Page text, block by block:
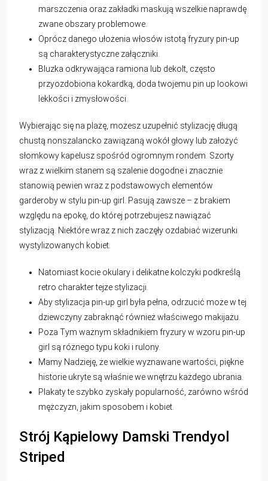
marszczenia oraz zakładki maskują wszelkie naprawdę
zwane obszary problemowe.
Oprócz danego ułożenia włosów istotą fryzury pin-up
są charakterystyczne załączniki.
Bluzka odkrywająca ramiona lub dekolt, często
przyozdobiona kokardką, doda twojemu pin up lookowi
lekkości i zmysłowości.
Wybierając się na plażę, możesz uzupełnić stylizację długą
chustą nonszalancko zawiązaną wokół głowy lub założyć
słomkowy kapelusz spośród ogromnym rondem. Szorty
wraz z wielkim stanem są szalenie dogodne i znacznie
stanowią pewien wraz z podstawowych elementów
garderoby w stylu pin-up girl. Pasują zawsze – z brakiem
względu na epokę, do której potrzebujesz nawiązać
stylizacją. Niektóre wraz z nich zaczęły ozdabiać wizerunki
wystylizowanych kobiet.
Natomiast kocie okulary i delikatne kolczyki podkreślą
retro charakter tejże stylizacji.
Aby stylizacja pin-up girl była pełna, odrzucić może w tej
dziewczyny zabraknąć również właściwego makijażu.
Poza Tym ważnym składnikiem fryzury w wzoru pin-up
girl są różnego typu koki i rulony.
Mamy Nadzieję, że wielkie wyznawane wartości, piękne
historie ukryte są właśnie we wnętrzu każdego ubrania.
Plakaty te szybko zyskały popularność, zarówno wśród
mężczyzn, jakim sposobem i kobiet.
Strój Kąpielowy Damski Trendyol
Striped